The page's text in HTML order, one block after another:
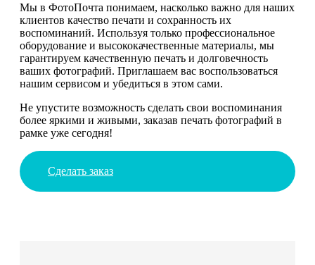
Мы в ФотоПочта понимаем, насколько важно для наших
клиентов качество печати и сохранность их
воспоминаний. Используя только профессиональное
оборудование и высококачественные материалы, мы
гарантируем качественную печать и долговечность
ваших фотографий. Приглашаем вас воспользоваться
нашим сервисом и убедиться в этом сами.
Не упустите возможность сделать свои воспоминания
более яркими и живыми, заказав печать фотографий в
рамке уже сегодня!
Сделать заказ